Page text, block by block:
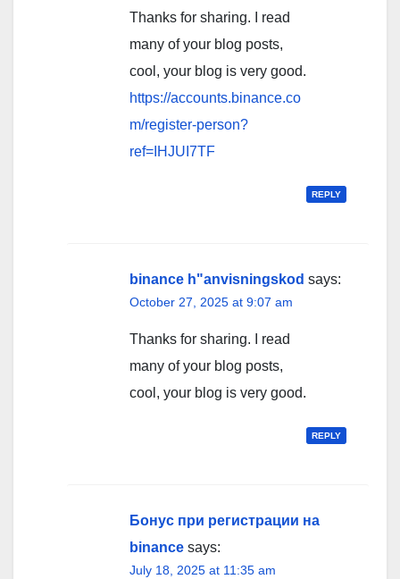
Thanks for sharing. I read
many of your blog posts,
cool, your blog is very good.
https://accounts.binance.co
m/register-person?
ref=IHJUI7TF
REPLY
binance h"anvisningskod says:
October 27, 2025 at 9:07 am
Thanks for sharing. I read
many of your blog posts,
cool, your blog is very good.
REPLY
Бонус при регистрации на
binance says:
July 18, 2025 at 11:35 am